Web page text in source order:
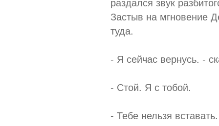
Застыв на мгновение
туда.
- Я сейчас вернусь. -
- Стой. Я с тобой.
- Тебе нельзя вставать.